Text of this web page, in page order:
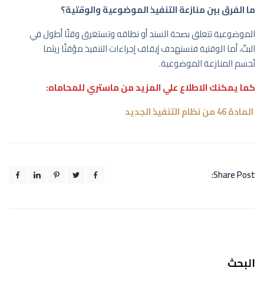
ما الفرق بين منازعة التنفيذ الموضوعية والوقتية؟
الموضوعية تتعلق بصحة السند أو نطاقه وتستغرق وقتًا أطول في
البتّ، أما الوقتية فتستهدف إيقاف إجراءات التنفيذ مؤقتًا ريثما
تُحسم المنازعة الموضوعية.
كما يمكنك الاطلاع علي المزيد من ماستري للمحاماه:
المادة 46 من نظام التنفيذ الجديد
Share Post:
البحث